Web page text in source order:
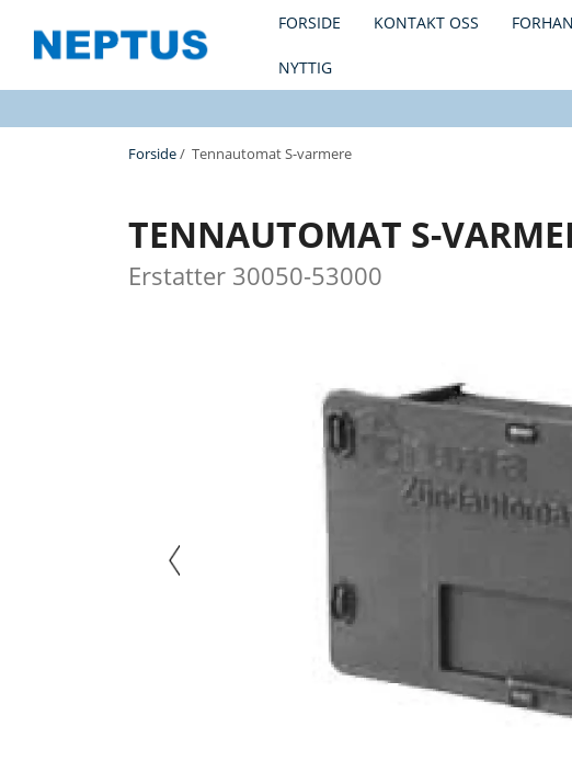
FORSIDE KONTAKT OSS
NYTTIG
Forside/ Tennautomat S-varmere
TENNAUTOMAT S-
Erstatter 30050-53000